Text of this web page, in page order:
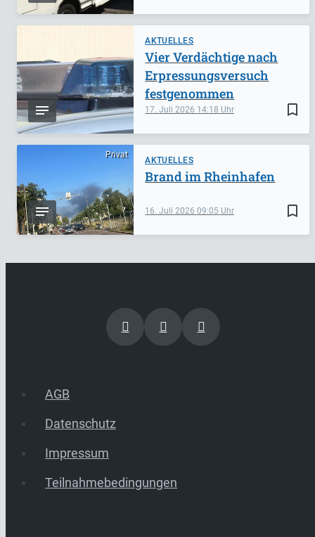
AKTUELLES
bookmark_border
17. Juli 2026 14:18
Vier Verdächtige nach
Erpressungsversuch
festgenommen
Privat
AKTUELLES
bookmark_border
16. Juli 202609:05
Brand im Rheinhafen
AGB
Datenschutz
Impressum
Teilnahmebedingungen